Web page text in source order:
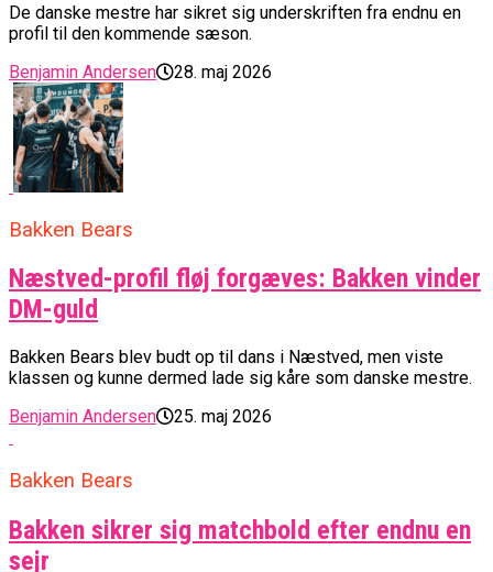
De danske mestre har sikret sig underskriften fra endnu en
profil til den kommende sæson.
Benjamin Andersen
28. maj 2026
Bakken Bears
Næstved-profil fløj forgæves: Bakken vinder
DM-guld
Bakken Bears blev budt op til dans i Næstved, men viste
klassen og kunne dermed lade sig kåre som danske mestre.
Benjamin Andersen
25. maj 2026
Bakken Bears
Bakken sikrer sig matchbold efter endnu en
sejr